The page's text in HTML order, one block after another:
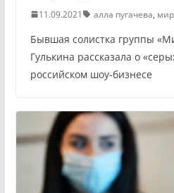
11.09.2021 алла пугачева,
Бывшая солистка группы
Гулькина рассказала о
российском шоу-бизнесе